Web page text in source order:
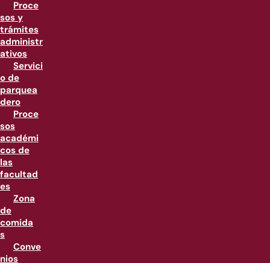
Proce
sos y
trámites
administr
ativos
Servici
o de
parquea
dero
Proce
sos
académi
cos de
las
facultad
es
Zona
de
comida
s
Conve
nios